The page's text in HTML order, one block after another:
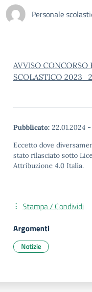
Personale
AVVISO CONCORSO
SCOLASTICO
Pubblicato: 22.01.2024 -
Eccetto dove
stato rilasciato sotto
Attribuzione 4.0 Italia.
Stampa / Condividi
Argomenti
Notizie